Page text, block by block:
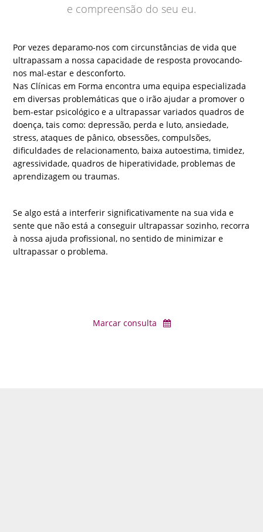
e compreensão do seu eu.
Por vezes deparamo-nos com circunstâncias de vida que
ultrapassam a nossa capacidade de resposta provocando-
nos mal-estar e desconforto.
Nas Clínicas em Forma encontra uma equipa especializada
em diversas problemáticas que o irão ajudar a promover o
bem-estar psicológico e a ultrapassar variados quadros de
doença, tais como: depressão, perda e luto, ansiedade,
stress, ataques de pânico, obsessões, compulsões,
dificuldades de relacionamento, baixa autoestima, timidez,
agressividade, quadros de hiperatividade, problemas de
aprendizagem ou traumas.
Se algo está a interferir significativamente na sua vida e
sente que não está a conseguir ultrapassar sozinho, recorra
à nossa ajuda profissional, no sentido de minimizar e
ultrapassar o problema.
Marcar consulta